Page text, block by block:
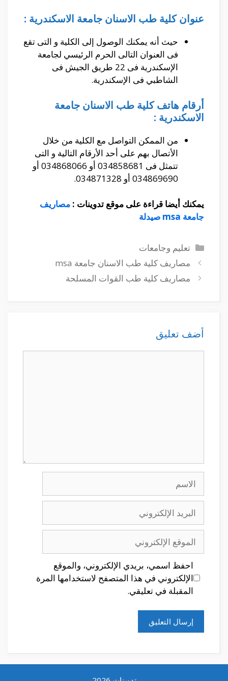
عنوان كلية طب الاسنان جامعة الاسكندرية :
حيث أنه يمكنك الوصول إلى الكلية و التى تقع
فى العنوان التالى الحرم الرئيسي لجامعة
الإسكندرية فى 22 طريق الجيش فى
الشاطبي فى الإسكندرية.
أرقام هاتف كلية طب الاسنان جامعة
الاسكندرية :
من الممكن التواصل مع الكلية من خلال
الأتصال بهم على أحد الأرقام التالية و التى
تتمثل فى 034858681 أو 034868066 أو
034869690 أو 034871328.
يمكنك أيضا قراءة على موقع تدوينات : مصاريف
جامعة msa صيدلة
التصنيفات
تعليم وجامعات
مصاريف كلية طب الاسنان جامعة msa
مصاريف كلية طب القوات المسلحة
أضف تعليق
الاسم
البريد
الإلكتروني
الموقع
الإلكتروني
احفظ اسمي، بريدي الإلكتروني، والموقع
الإلكتروني في هذا المتصفح لاستخدامها المرة
المقبلة في تعليقي.